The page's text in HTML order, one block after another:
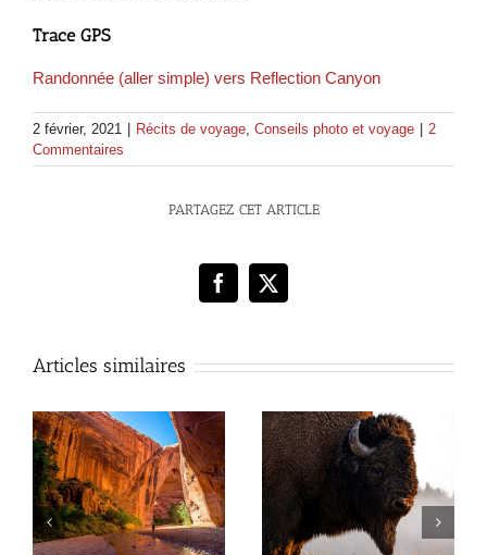
Trace GPS
Randonnée (aller simple) vers Reflection Canyon
2 février, 2021 Récits de voyage, Conseils photo et voyage
2
Commentaires
PARTAGEZ CET ARTICLE
Facebook
X
Articles similaires